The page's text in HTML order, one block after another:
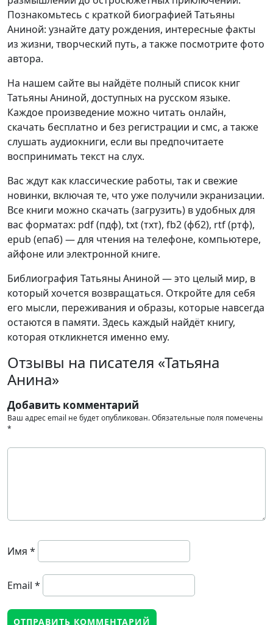
Познакомьтесь с краткой биографией Татьяны
Аниной: узнайте дату рождения, интересные факты
из жизни, творческий путь, а также посмотрите фото
автора.
На нашем сайте вы найдёте полный список книг
Татьяны Аниной, доступных на русском языке.
Каждое произведение можно читать онлайн,
скачать бесплатно и без регистрации и смс, а также
слушать аудиокниги, если вы предпочитаете
воспринимать текст на слух.
Вас ждут как классические работы, так и свежие
новинки, включая те, что уже получили экранизации.
Все книги можно скачать (загрузить) в удобных для
вас форматах: pdf (пдф), txt (тхт), fb2 (фб2), rtf (ртф),
epub (епаб) — для чтения на телефоне, компьютере,
айфоне или электронной книге.
Библиография Татьяны Аниной — это целый мир, в
который хочется возвращаться. Откройте для себя
его мысли, переживания и образы, которые навсегда
остаются в памяти. Здесь каждый найдёт книгу,
которая откликнется именно ему.
Отзывы на писателя «Татьяна
Анина»
Добавить комментарий
Ваш адрес email не будет опубликован.Обязательные поля помечены
*
Имя *
Email *